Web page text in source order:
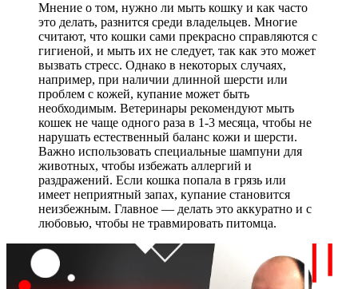
Мнение о том, нужно ли мыть кошку и как часто
это делать, разнится среди владельцев. Многие
считают, что кошки сами прекрасно справляются с
гигиеной, и мыть их не следует, так как это может
вызвать стресс. Однако в некоторых случаях,
например, при наличии длинной шерсти или
проблем с кожей, купание может быть
необходимым. Ветеринары рекомендуют мыть
кошек не чаще одного раза в 1-3 месяца, чтобы не
нарушать естественный баланс кожи и шерсти.
Важно использовать специальные шампуни для
животных, чтобы избежать аллергий и
раздражений. Если кошка попала в грязь или
имеет неприятный запах, купание становится
неизбежным. Главное — делать это аккуратно и с
любовью, чтобы не травмировать питомца.